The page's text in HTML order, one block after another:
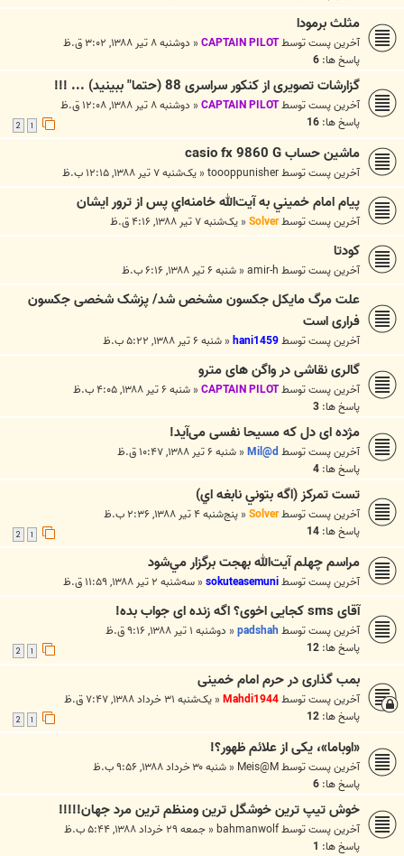
مثلث برمودا
آخرین پست توسطCAPTAIN PILOT
« دوشنبه ۸ تیر ۱۳۸۸, ۳:۰۲ ق.ظ
پاسخ ها: 6
گزارشات تصویری از کنکور سراسری 88 (حتما" ببینید) ... !!!
آخرین پست توسطCAPTAIN PILOT
« دوشنبه ۸ تیر ۱۳۸۸, ۱۲:۰۸ ق.ظ
پاسخ ها: 16
ماشین حساب casio fx 9860 G
آخرین پست توسطtoooppunisher
« یک‌شنبه ۷ تیر ۱۳۸۸, ۱۲:۱۵ ب.ظ
پیام امام خميني به آيت‌الله خامنه‌اي پس از ترور ایشان
آخرین پست توسطSolver
« یک‌شنبه ۷ تیر ۱۳۸۸, ۴:۱۶ ق.ظ
کودتا
آخرین پست توسطamir-h
« شنبه ۶ تیر ۱۳۸۸, ۶:۱۶ ب.ظ
علت مرگ مايكل جكسون مشخص شد/ پزشک شخصی جکسون
فراری است
آخرین پست توسطhani1459
« شنبه ۶ تیر ۱۳۸۸, ۵:۲۲ ب.ظ
گالری نقاشی در واگن های مترو
آخرین پست توسطCAPTAIN PILOT
« شنبه ۶ تیر ۱۳۸۸, ۴:۰۵ ب.ظ
پاسخ ها: 3
مژده ای دل که مسیحا نفسی می‌آید!
آخرین پست توسطMil@d
« شنبه ۶ تیر ۱۳۸۸, ۱۰:۴۷ ق.ظ
پاسخ ها: 4
تست تمركز (اگه بتوني نابغه اي)
آخرین پست توسطSolver
« پنج‌شنبه ۴ تیر ۱۳۸۸, ۲:۳۶ ب.ظ
پاسخ ها: 14
مراسم چهلم آيت‌الله بهجت برگزار مي‌شود
آخرین پست توسطsokuteasemuni
« سه‌شنبه ۲ تیر ۱۳۸۸, ۱۱:۵۹ ق.ظ
آقای sms کجایی اخوی؟ اگه زنده ای جواب بده!
آخرین پست توسطpadshah
« دوشنبه ۱ تیر ۱۳۸۸, ۹:۱۶ ق.ظ
پاسخ ها: 12
بمب گذاری در حرم امام خمینی
آخرین پست توسطMahdi1944
« یک‌شنبه ۳۱ خرداد ۱۳۸۸, ۷:۴۷ ق.ظ
پاسخ ها: 12
«اوباما»، یکی از علائم ظهور؟!
آخرین پست توسطMeis@M
« شنبه ۳۰ خرداد ۱۳۸۸, ۹:۵۶ ب.ظ
پاسخ ها: 6
خوش تیپ ترین خوشگل ترین ومنظم ترین مرد جهان!!!!!
آخرین پست توسطbahmanwolf
« جمعه ۲۹ خرداد ۱۳۸۸, ۵:۴۴ ب.ظ
پاسخ ها: 1